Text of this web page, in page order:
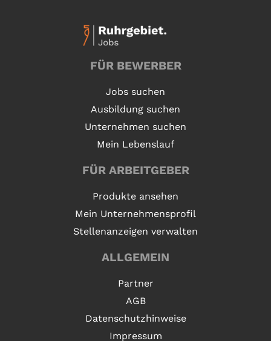
FÜR BEWERBER
Jobs suchen
Ausbildung suchen
Unternehmen suchen
Mein Lebenslauf
FÜR ARBEITGEBER
Produkte ansehen
Mein Unternehmensprofil
Stellenanzeigen verwalten
ALLGEMEIN
Partner
AGB
Datenschutzhinweise
Impressum